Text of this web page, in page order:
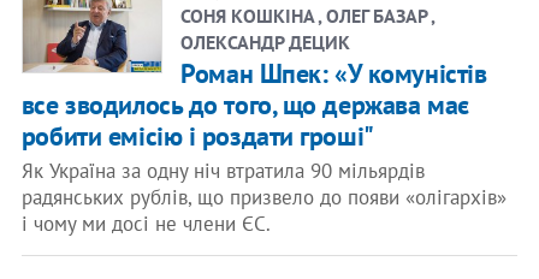
СОНЯ КОШКІНА , ОЛЕГ БАЗАР ,
ОЛЕКСАНДР ДЕЦИК
Роман Шпек: «У комуністів
все зводилось до того, що держава має
робити емісію і роздати гроші"
Як Україна за одну ніч втратила 90 мільярдів
радянських рублів, що призвело до появи «олігархів»
і чому ми досі не члени ЄС.